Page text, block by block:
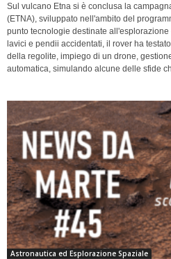
Sul vulcano Etna si è conclusa la
(ETNA), sviluppato nell'ambito del
punto tecnologie destinate
lavici e pendii accidentati, il rover ha
della regolite, impiego di un drone,
automatica, simulando alcune delle sfide
Astronautica ed Esplorazione Spaziale